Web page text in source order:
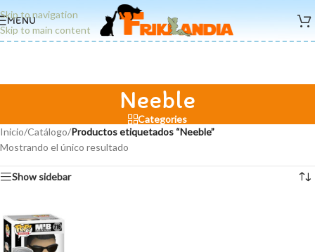
Skip to navigation
Skip to main content
MENU
Neeble
Categories
Inicio/Catálogo/Productos etiquetados “Neeble”
Mostrando el único resultado
Show sidebar